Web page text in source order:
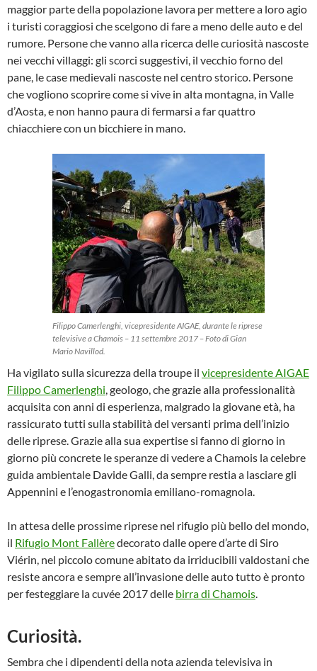
maggior parte della popolazione lavora per mettere a loro agio
i turisti coraggiosi che scelgono di fare a meno delle auto e del
rumore. Persone che vanno alla ricerca delle curiosità nascoste
nei vecchi villaggi: gli scorci suggestivi, il vecchio forno del
pane, le case medievali nascoste nel centro storico. Persone
che vogliono scoprire come si vive in alta montagna, in Valle
d’Aosta, e non hanno paura di fermarsi a far quattro
chiacchiere con un bicchiere in mano.
Filippo Camerlenghi, vicepresidente AIGAE, durante le riprese
televisive a Chamois – 11 settembre 2017 – Foto di Gian
Mario Navillod.
Ha vigilato sulla sicurezza della troupe il vicepresidente AIGAE
Filippo Camerlenghi, geologo, che grazie alla professionalità
acquisita con anni di esperienza, malgrado la giovane età, ha
rassicurato tutti sulla stabilità del versanti prima dell’inizio
delle riprese. Grazie alla sua expertise si fanno di giorno in
giorno più concrete le speranze di vedere a Chamois la celebre
guida ambientale Davide Galli, da sempre restia a lasciare gli
Appennini e l’enogastronomia emiliano-romagnola.
In attesa delle prossime riprese nel rifugio più bello del mondo,
il Rifugio Mont Fallèredecorato dalle opere d’arte di Siro
Viérin, nel piccolo comune abitato da irriducibili valdostani che
resiste ancora e sempre all’invasione delle auto tutto è pronto
per festeggiare la cuvée 2017 delle birra di Chamois.
Curiosità.
Sembra che i dipendenti della nota azienda televisiva in